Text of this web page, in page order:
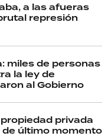
a las afueras
represión
miles de personas
la ley de
al Gobierno
privada
de último momento